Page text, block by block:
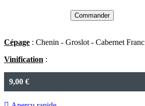
Commander
Cépage : Chenin - Groslot - Cabernet Franc
Vinification :
9,00 €